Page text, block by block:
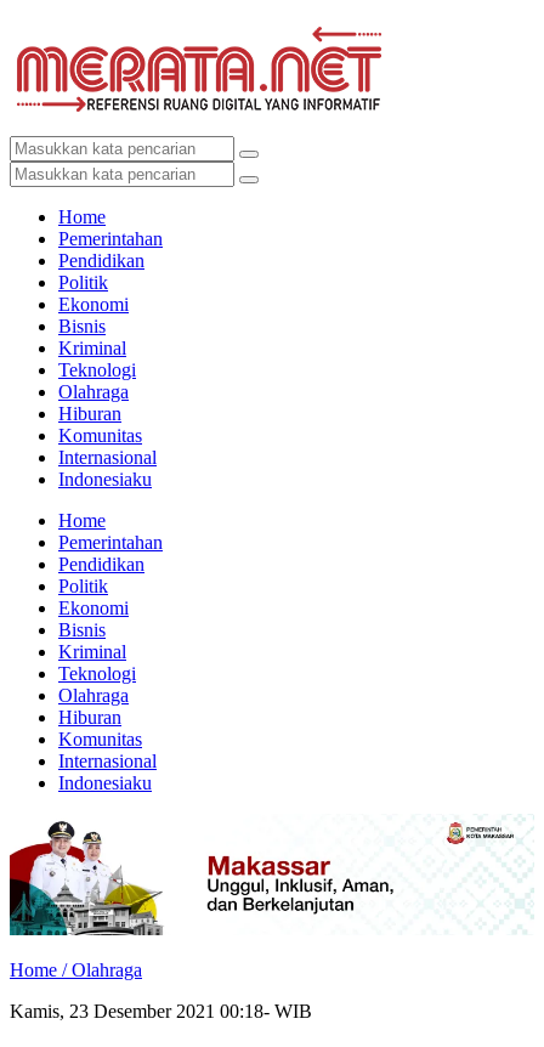
Home
Pemerintahan
Pendidikan
Politik
Ekonomi
Bisnis
Kriminal
Teknologi
Olahraga
Hiburan
Komunitas
Internasional
Indonesiaku
Home
Pemerintahan
Pendidikan
Politik
Ekonomi
Bisnis
Kriminal
Teknologi
Olahraga
Hiburan
Komunitas
Internasional
Indonesiaku
Home /Olahraga
Kamis, 23 Desember 2021 00:18- WIB